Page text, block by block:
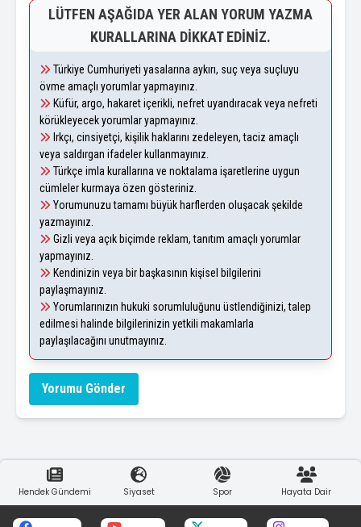
LÜTFEN AŞAĞIDA YER ALAN YORUM YAZMA
KURALLARINA DIKKAT EDINIZ.
Türkiye Cumhuriyeti yasalarına aykırı, suç veya suçluyu
övme amaçlı yorumlar yapmayınız.
Küfür, argo, hakaret içerikli, nefret uyandıracak veya nefreti
körükleyecek yorumlar yapmayınız.
Irkçı, cinsiyetçi, kişilik haklarını zedeleyen, taciz amaçlı
veya saldırgan ifadeler kullanmayınız.
Türkçe imla kurallarına ve noktalama işaretlerine uygun
cümleler kurmaya özen gösteriniz.
Yorumunuzu tamamı büyük harflerden oluşacak şekilde
yazmayınız.
Gizli veya açık biçimde reklam, tanıtım amaçlı yorumlar
yapmayınız.
Kendinizin veya bir başkasının kişisel bilgilerini
paylaşmayınız.
Yorumlarınızın hukuki sorumluluğunu üstlendiğinizi, talep
edilmesi halinde bilgilerinizin yetkili makamlarla
paylaşılacağını unutmayınız.
Yorumu Gönder
Hendek Gündemi Siyaset Spor Hayata Dair